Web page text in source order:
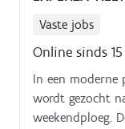
Vaste jobs
Online sinds
In een moderne
wordt gezocht
weekendploeg.